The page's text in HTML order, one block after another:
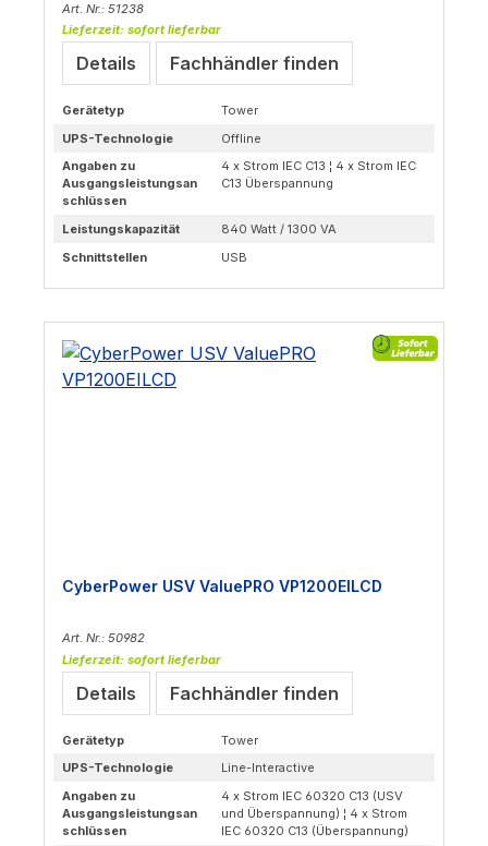
Art. Nr.: 51238
Lieferzeit: sofort lieferbar
Details Fachhändler finden
Gerätetyp
Tower
UPS-Technologie
Offline
Angaben zu
Ausgangsleistungsan
schlüssen
4 x Strom IEC C13 ¦ 4 x Strom IEC
C13 Überspannung
Leistungskapazität
840 Watt / 1300 VA
Schnittstellen
USB
CyberPower USV ValuePRO VP1200EILCD
Art. Nr.: 50982
Lieferzeit: sofort lieferbar
Details Fachhändler finden
Gerätetyp
Tower
UPS-Technologie
Line-Interactive
Angaben zu
Ausgangsleistungsan
schlüssen
4 x Strom IEC 60320 C13 (USV
und Überspannung) ¦ 4 x Strom
IEC 60320 C13 (Überspannung)